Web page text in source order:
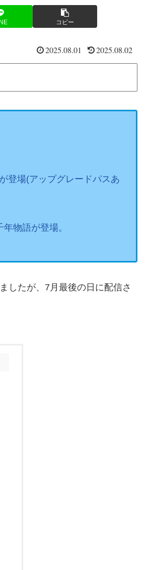
コピー
2025.08.01 2025.08.02
登場(アップグレードパスあ
物語が登場。
したが、7月最後の日に配信さ